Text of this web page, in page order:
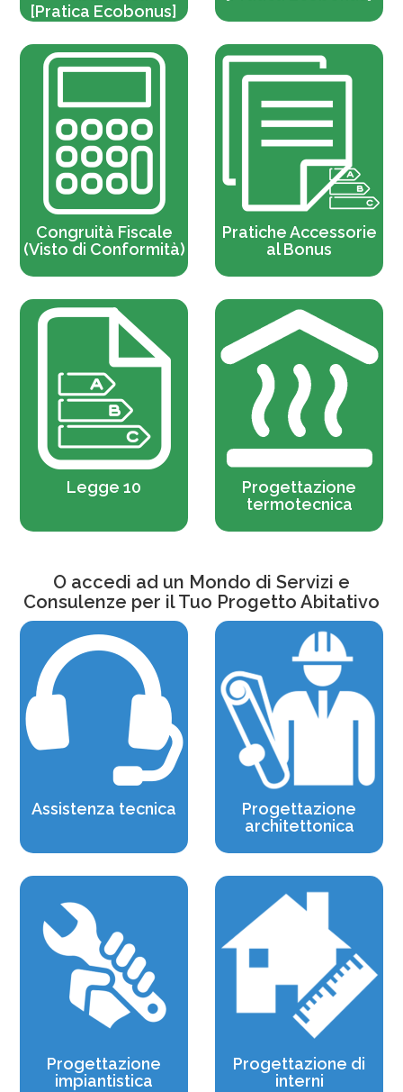
[Pratica Ecobonus]
Congruità Fiscale
(Visto di Conformità)
Pratiche Accessorie
al Bonus
Legge 10
Progettazione
termotecnica
O accedi ad un Mondo di Servizi e
Consulenze per il Tuo Progetto Abitativo
Assistenza tecnica
Progettazione
architettonica
Progettazione
impiantistica
Progettazione di
interni